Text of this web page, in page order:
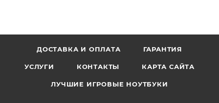
ДОСТАВКА И ОПЛАТА ГАРАНТИЯ
УСЛУГИ КОНТАКТЫ КАРТА САЙТА
ЛУЧШИЕ ИГРОВЫЕ НОУТБУКИ